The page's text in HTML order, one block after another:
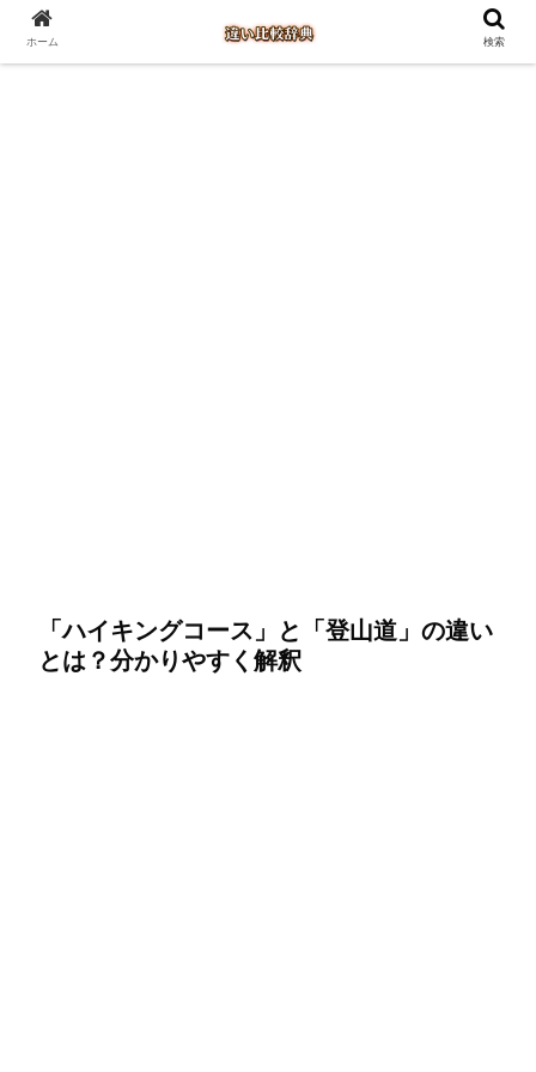
「ハイキングコース」と「登山道」の違い
とは？分かりやすく解釈
ホーム 検索